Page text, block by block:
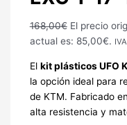
168,00€ El precio
actual es: 85,00€.
El kit plásticos UFO
la opción ideal para
de KTM. Fabricado
alta resistencia y